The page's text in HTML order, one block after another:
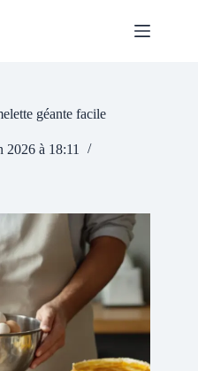
géante facile
2026 à 18:11